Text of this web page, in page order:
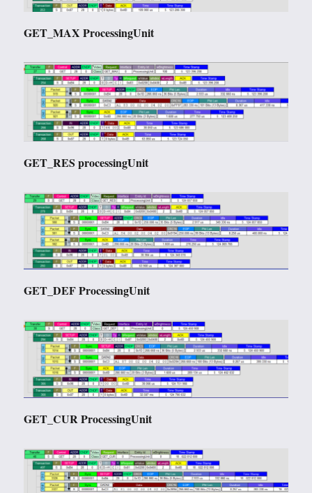
GET_MAX ProcessingUnit
GET_RES processingUnit
GET_DEF ProcessingUnit
GET_CUR ProcessingUnit